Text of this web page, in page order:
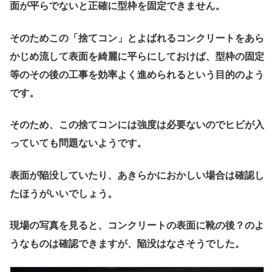
面が平らでないと正確に型枠を固定できません。
そのためこの「捨てコン」とよばれるコンクリートをあら
かじめ流して表面を綺麗に平らにしておけば、 型枠の固定
等のその後の工事を効率よく進められるという目的のよう
です。
そのため、この捨てコンには強度は必要ないのでヒビが入
っていても問題ないようです。
表面が陥没していたり、あきらかにおかしい場合は確認し
たほうがいいでしょう。
現場の写真を見ると、コンクリートの表面に靴の後？のよ
うなものは確認できますが、陥没はなさそうでした。